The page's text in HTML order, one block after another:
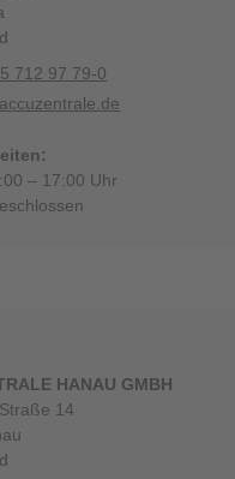
712 97 79-0
– 17:00 Uhr
HANAU GMBH
14